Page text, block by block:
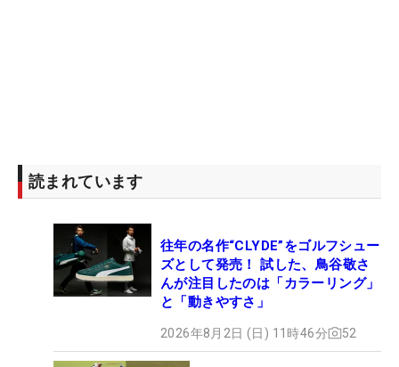
読まれています
往年の名作“CLYDE”をゴルフシュー
ズとして発売！ 試した、鳥谷敬さ
んが注目したのは「カラーリング」
と「動きやすさ」
2026年8月2日 (日) 11時46分 52